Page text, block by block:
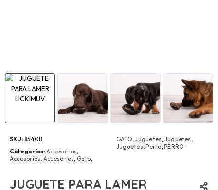
SKU:85408
Categorías: Accesorios,
Accesorios, Accesorios, Gato,
GATO,Juguetes, Juguetes ,
Juguetes,Perro,PERRO
JUGUETE PARA LAMER